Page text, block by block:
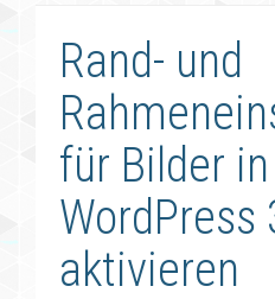
Rand- und
für Bilder in
WordPress
aktivieren